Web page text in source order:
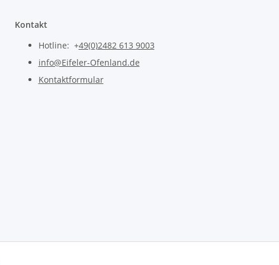
Kontakt
Hotline: +49(0)2482 613 9003
info@Eifeler-Ofenland.de
Kontaktformular